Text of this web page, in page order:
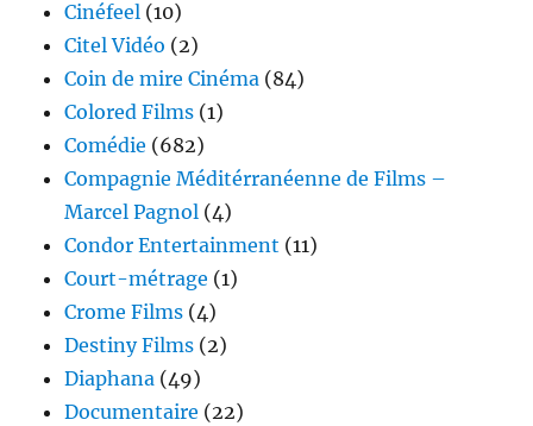
Cinéfeel (10)
Citel Vidéo (2)
Coin de mire Cinéma (84)
Colored Films (1)
Comédie (682)
Compagnie Méditérranéenne de Films –
Marcel Pagnol (4)
Condor Entertainment (11)
Court-métrage (1)
Crome Films (4)
Destiny Films (2)
Diaphana (49)
Documentaire (22)